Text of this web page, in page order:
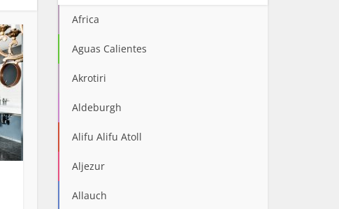
Africa
Aguas Calientes
Akrotiri
Aldeburgh
Alifu Alifu Atoll
Aljezur
Allauch